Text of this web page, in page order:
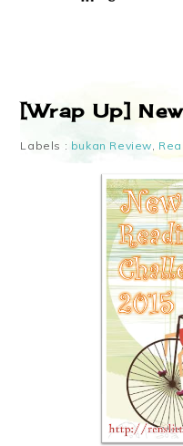
[Wrap Up]
Labels : bukan Review